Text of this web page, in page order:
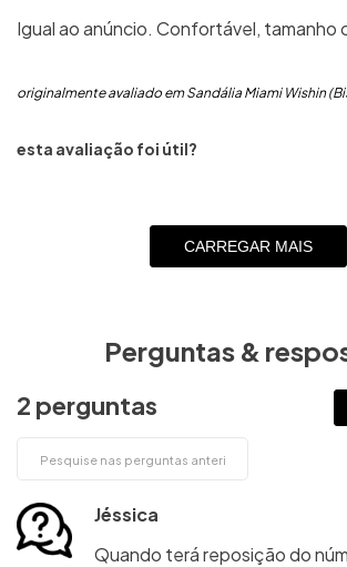
Igual ao anúncio. Confortável, tamanho
originalmente avaliado em Sandália Miami Wishin
esta avaliação foi útil?
CARREGAR MAIS
Perguntas &
2 perguntas
Jéssica
Quando terá reposição do